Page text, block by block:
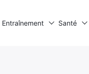
Entraînement Santé